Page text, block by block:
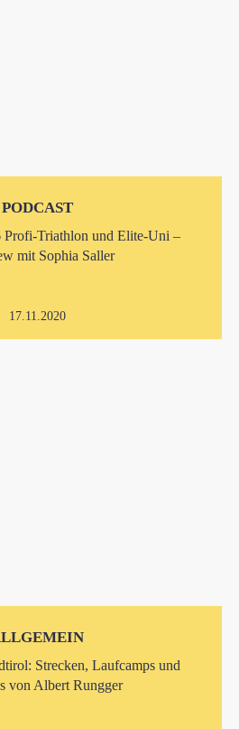
PODCAST
Profi-Triathlon und Elite-Uni –
mit Sophia Saller
17.11.2020
Strecken, Laufcamps und
von Albert Rungger